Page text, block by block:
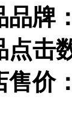
牌：
点击
价：